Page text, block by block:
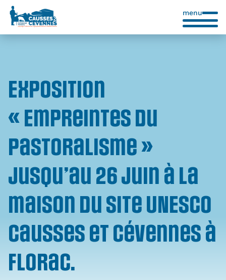
menu
Exposition
« Empreintes du
pastoralisme »
jusqu’au 26 juin à la
maison du site UNESCO
Causses et Cévennes à
Florac.